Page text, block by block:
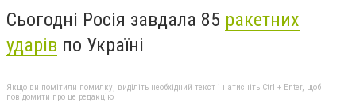
Сьогодні Росія завдала 85 ракетних
ударів по Україні
Якщо ви помітили помилку, виділіть необхідний текст і натисніть Ctrl + Enter, щоб
повідомити про це редакцію